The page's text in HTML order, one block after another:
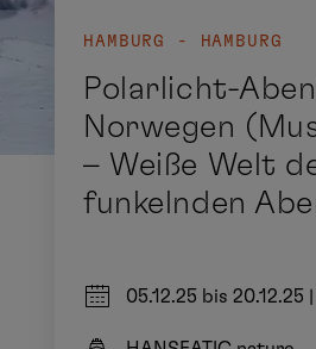
HAMBURG - HAMBURG
Polarlicht-
Norwegen
– Weiße Welt
funkelnden
05.12.25 bis 20.12.25